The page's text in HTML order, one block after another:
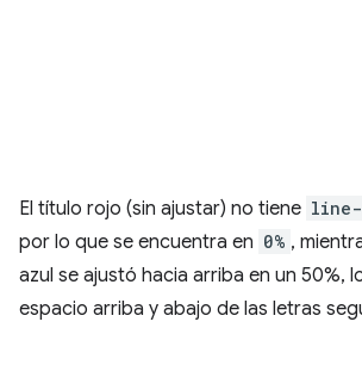
El título rojo (sin ajustar) no tiene line-
por lo que se encuentra en 0% ,
azul se ajustó hacia arriba en un 50%,
espacio arriba y abajo de las letras